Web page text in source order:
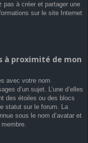
pas à créer et partager une
sur le site Internet
à proximité de mon
avec votre nom
d’un sujet. L’une d’elles
des étoiles ou des blocs
statut sur le forum. La
sous le nom d’avatar et